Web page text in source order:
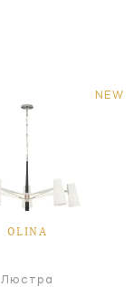
NEW
OLINA
Люстра